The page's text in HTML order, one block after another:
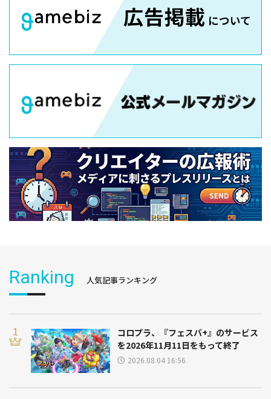
Ranking 人気記事ランキング
コロプラ、『フェスバ+』のサービス
を2026年11月11日をもって終了
2026.08.04 16:56